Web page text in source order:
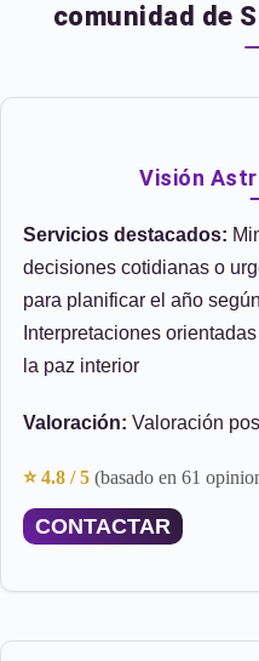
comunidad de
Visión
Servicios destacados:
decisiones cotidianas o
para planificar el año
Interpretaciones
la paz interior
Valoración: Valoración
⭐ 4.8 / 5 (basado en 61
CONTACTAR